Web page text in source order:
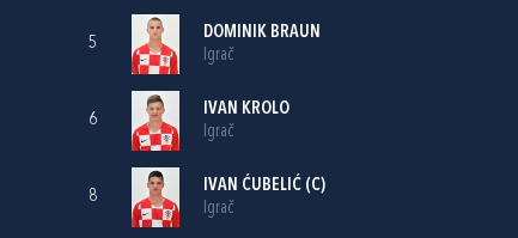
5
DOMINIK BRAUN
Igrač
6
IVAN KROLO
Igrač
8
IVAN ĆUBELIĆ(C)
Igrač